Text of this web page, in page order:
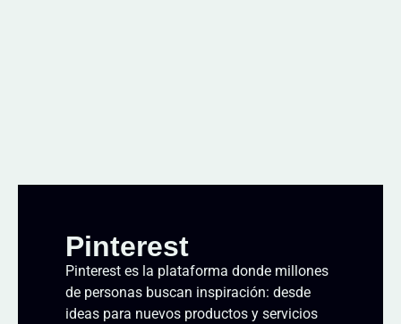
Pinterest
Pinterest es la plataforma donde millones
de personas buscan inspiración: desde
ideas para nuevos productos y servicios